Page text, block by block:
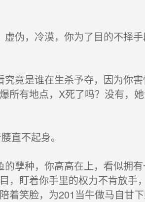
伪，冷漠，你为了目的不择
竟是谁在生杀予夺，因为你
所有地点，X死了吗？没有，
直不起身。
孽种，你高高在上，看似拥
，盯着你手里的权力不肯放
着笑脸，为201当牛做马自甘下